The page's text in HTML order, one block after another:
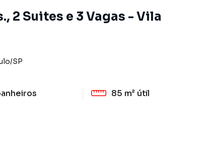
2 Suites e 3 Vagas - Vila
/SP
85 m² útil